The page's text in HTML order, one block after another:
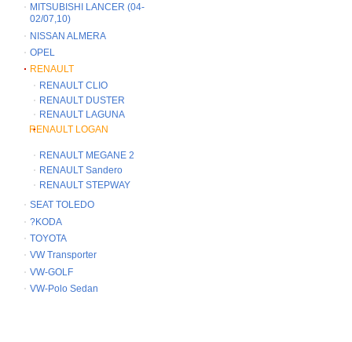
MITSUBISHI LANCER (04-
02/07,10)
NISSAN ALMERA
OPEL
RENAULT
RENAULT CLIO
RENAULT DUSTER
RENAULT LAGUNA
RENAULT LOGAN
RENAULT MEGANE 2
RENAULT Sandero
RENAULT STEPWAY
SEAT TOLEDO
?KODA
TOYOTA
VW Transporter
VW-GOLF
VW-Polo Sedan